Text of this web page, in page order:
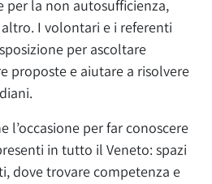
per la non autosufficienza,
I volontari e i referenti
per ascoltare
proposte e aiutare a risolvere
l’occasione per far conoscere
in tutto il Veneto: spazi
dove trovare competenza e